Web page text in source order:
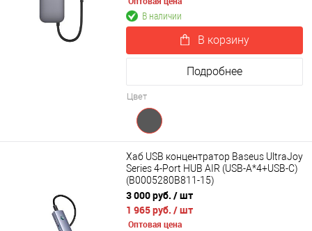
В наличии
В корзину
Подробнее
Цвет
Хаб USB концентратор Baseus UltraJoy
Series 4-Port HUB AIR (USB-A*4+USB-C)
(B0005280B811-15)
3 000 руб. / шт
1 965 руб. / шт
Оптовая цена